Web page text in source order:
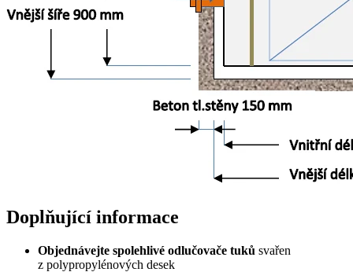
Doplňující informace
Objednávejte spolehlivé odlučovače tuků svařen
z polypropylénových desek